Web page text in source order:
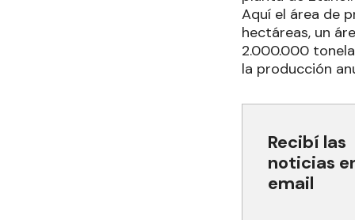
Aquí el área de
hectáreas, un
2.000.000
la producción
Recibí las
noticias
email